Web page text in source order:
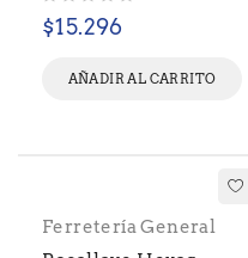
$15.296
AÑADIR AL CARRITO
Ferretería General